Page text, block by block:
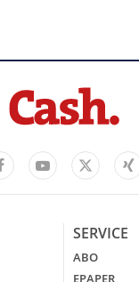
FacebookYouTube
X
SERVICE
ABO
EPAPER